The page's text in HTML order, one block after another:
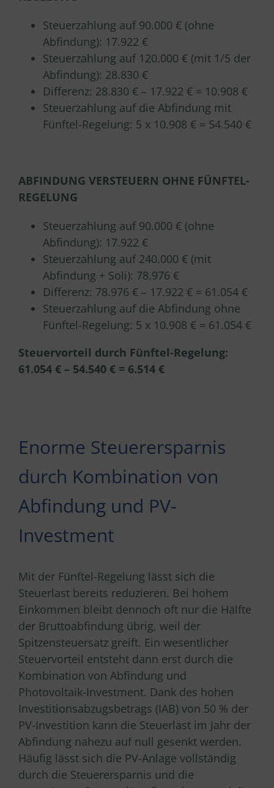
Steuerzahlung auf 90.000 € (ohne
Abfindung): 17.922 €
Steuerzahlung auf 120.000 € (mit 1/5 der
Abfindung): 28.830 €
Differenz: 28.830 € – 17.922 € = 10.908 €
Steuerzahlung auf die Abfindung mit
Fünftel-Regelung: 5 x 10.908 € = 54.540 €
ABFINDUNG VERSTEUERN OHNE FÜNFTEL-
REGELUNG
Steuerzahlung auf 90.000 € (ohne
Abfindung): 17.922 €
Steuerzahlung auf 240.000 € (mit
Abfindung + Soli): 78.976 €
Differenz: 78.976 € – 17.922 € = 61.054 €
Steuerzahlung auf die Abfindung ohne
Fünftel-Regelung: 5 x 10.908 € = 61.054 €
Steuervorteil durch Fünftel-Regelung:
61.054 € – 54.540 € = 6.514 €
Enorme Steuerersparnis
durch Kombination von
Abfindung und PV-
Investment
Mit der Fünftel-Regelung lässt sich die
Steuerlast bereits reduzieren. Bei hohem
Einkommen bleibt dennoch oft nur die Hälfte
der Bruttoabfindung übrig, weil der
Spitzensteuersatz greift. Ein wesentlicher
Steuervorteil entsteht dann erst durch die
Kombination von Abfindung und
Photovoltaik-Investment. Dank des hohen
Investitionsabzugsbetrags (IAB) von 50 % der
PV-Investition kann die Steuerlast im Jahr der
Abfindung nahezu auf null gesenkt werden.
Häufig lässt sich die PV-Anlage vollständig
durch die Steuerersparnis und die